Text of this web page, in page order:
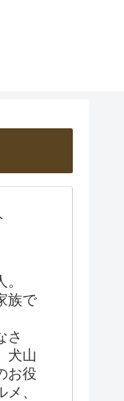
族で
さ
犬山
お役
、